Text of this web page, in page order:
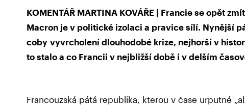
KOMENTÁŘ MARTINA KOVÁŘE | Francie se opět
Macron je v politické izolaci a pravice sílí. Nynější
coby vyvrcholení dlouhodobé krize, nejhorší v
to stalo a co Francii v nejbližší době i v delším
Francouzská pátá republika, kterou v čase urputné